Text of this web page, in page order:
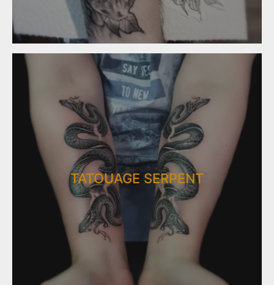
TATOUAGE SERPENT